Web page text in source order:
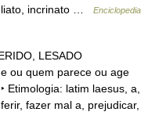
incrinato …
Enciclopedia
LESADO
ou quem parece ou age
latim laesus, a,
fazer mal a, prejudicar,